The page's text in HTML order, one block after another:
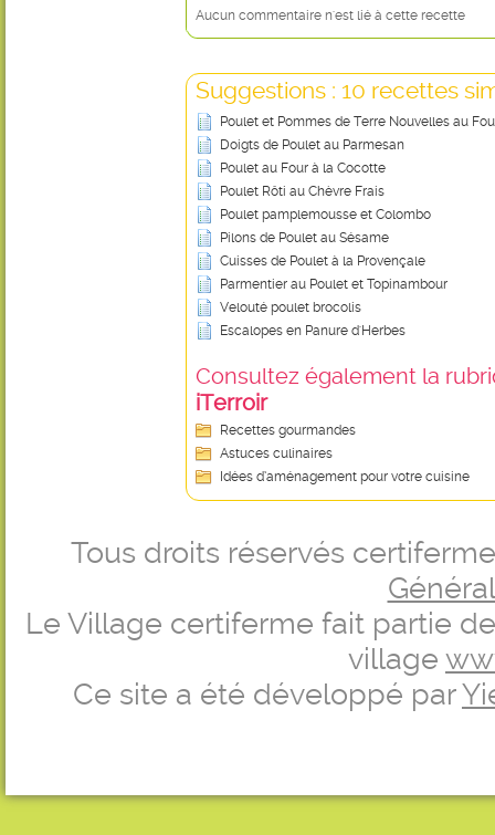
Aucun commentaire n'est lié à cette recette
Suggestions : 10 recettes
Poulet et Pommes de Terre Nouvelles au
Doigts de Poulet au Parmesan
Poulet au Four à la Cocotte
Poulet Rôti au Chèvre Frais
Poulet pamplemousse et Colombo
Pilons de Poulet au Sésame
Cuisses de Poulet à la Provençale
Parmentier au Poulet et Topinambour
Velouté poulet brocolis
Escalopes en Panure d'Herbes
Consultez également la
iTerroir
Recettes gourmandes
Astuces culinaires
Idées d’aménagement pour votre cuisine
Tous droits réservés
Le Village certiferme fait partie
village
Ce site a été développé par